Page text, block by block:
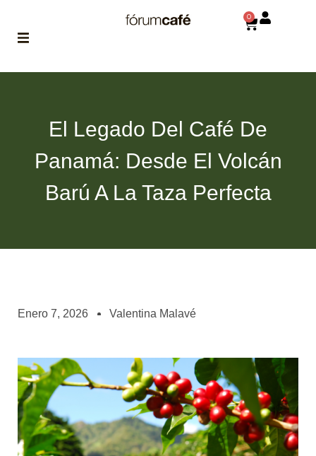
de fórum
asociados
el café siempre tiene
algo nuevo que
enseñarnos
BOLSA DE TRABAJO
¡te imaginas vivir de tu pasión
por el café?
0
El Legado Del Café De
Panamá: Desde El Volcán
Barú A La Taza Perfecta
Enero 7, 2026 Valentina Malavé